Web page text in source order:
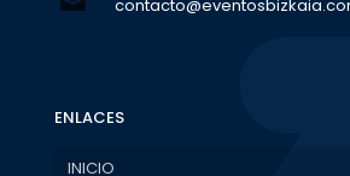
ENLACES
INICIO